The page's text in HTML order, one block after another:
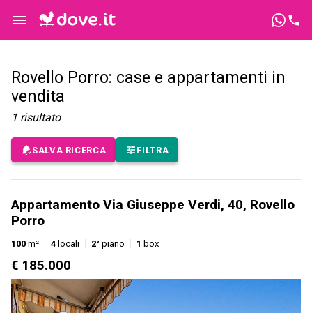
Rovello Porro: case e appartamenti in
vendita
1 risultato
SALVA RICERCA FILTRA
Appartamento Via Giuseppe Verdi, 40, Rovello
Porro
100 m² 4 locali 2° piano 1 box
€ 185.000